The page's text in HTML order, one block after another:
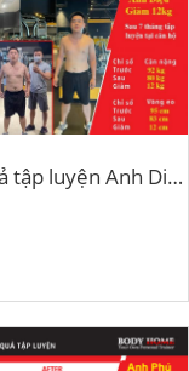
Kết quả tập luyện Anh Diệu Giảm 12kg